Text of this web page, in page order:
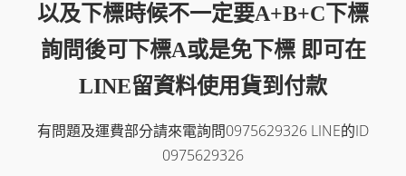
以及下標時候不一定要A+B+C下標
詢問後可下標A或是免下標 即可在
LINE留資料使用貨到付款
有問題及運費部分請來電詢問0975629326 LINE的ID
0975629326